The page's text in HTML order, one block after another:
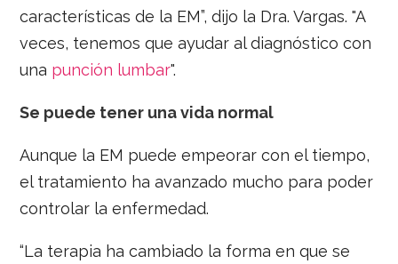
características de la EM”, dijo la Dra. Vargas. "A
veces, tenemos que ayudar al diagnóstico con
una punción lumbar".
Se puede tener una vida normal
Aunque la EM puede empeorar con el tiempo,
el tratamiento ha avanzado mucho para poder
controlar la enfermedad.
“La terapia ha cambiado la forma en que se